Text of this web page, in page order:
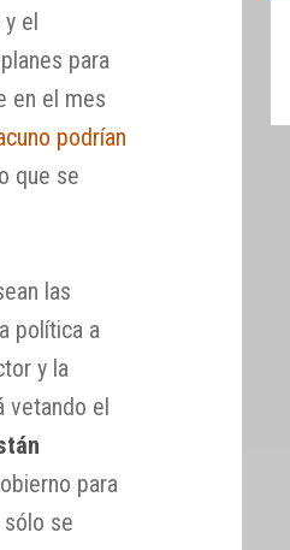
el
para
en el mes
podrían
que se
las
política a
y la
vetando el
para
se